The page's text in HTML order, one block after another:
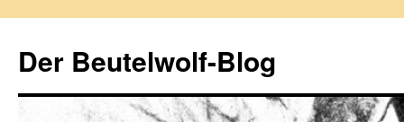
springen
Der Beutelwolf-Blog